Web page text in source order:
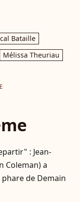
Bataille
Mélissa Theuriau
: Jean-
Coleman) a
de Demain